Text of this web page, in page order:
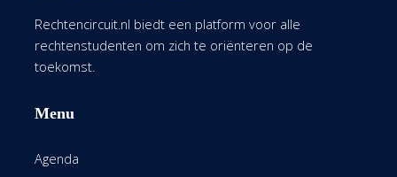
Rechtencircuit.nl biedt een platform voor alle
rechtenstudenten om zich te oriënteren op de
toekomst.
Menu
Agenda